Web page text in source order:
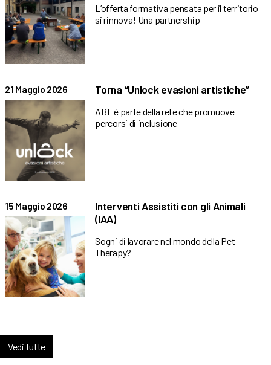
L’offerta formativa pensata per il territorio
si rinnova! Una partnership
21 Maggio 2026 Torna “Unlock evasioni artistiche”
ABF è parte della rete che promuove
percorsi di inclusione
15 Maggio 2026
Interventi Assistiti con gli Animali
(IAA)
Sogni di lavorare nel mondo della Pet
Therapy?
Vedi tutte